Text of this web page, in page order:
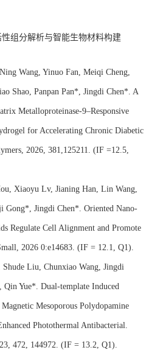
组分解析与智能生物材料构建
Wang, Yinuo Fan, Meiqi Cheng,
Shao, Panpan Pan*, Jingdi Chen*. A
Metalloproteinase-9–Responsive
for Accelerating Chronic Diabetic
2026, 381,125211. (IF =12.5,
Xiaoyu Lv, Jianing Han, Lin Wang,
Gong*, Jingdi Chen*. Oriented Nano-
Regulate Cell Alignment and Promote
2026 0:e14683. (IF = 12.1, Q1).
Liu, Chunxiao Wang, Jingdi
Yue*. Dual-template Induced
Mesoporous Polydopamine
Photothermal Antibacterial.
472, 144972. (IF = 13.2, Q1).